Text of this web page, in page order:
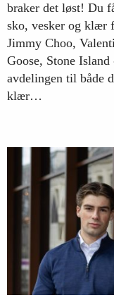
braker det løst! Du
sko, vesker og klær
Jimmy Choo,
Goose, Stone
avdelingen til både
klær…